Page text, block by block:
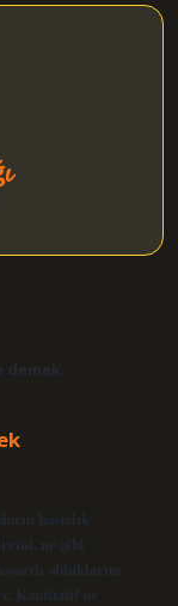
hastalık
ne gibi
olduklarını
Kantitatif ne